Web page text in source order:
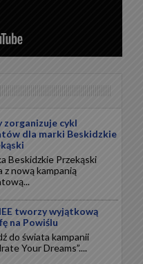
zorganizuje cykl
dla marki Beskidzkie
Beskidzkie Przekąski
z nową kampanią
tworzy wyjątkową
na Powiślu
do świata kampanii
Your Dreams”....